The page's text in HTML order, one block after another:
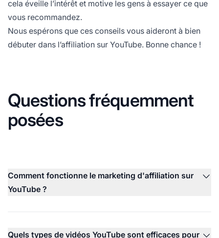
cela éveille l’intérêt et motive les gens à essayer ce que
vous recommandez.
Nous espérons que ces conseils vous aideront à bien
débuter dans l’affiliation sur YouTube. Bonne chance !
Questions fréquemment
posées
Comment fonctionne le marketing d'affiliation sur
YouTube ?
Quels types de vidéos YouTube sont efficaces pour